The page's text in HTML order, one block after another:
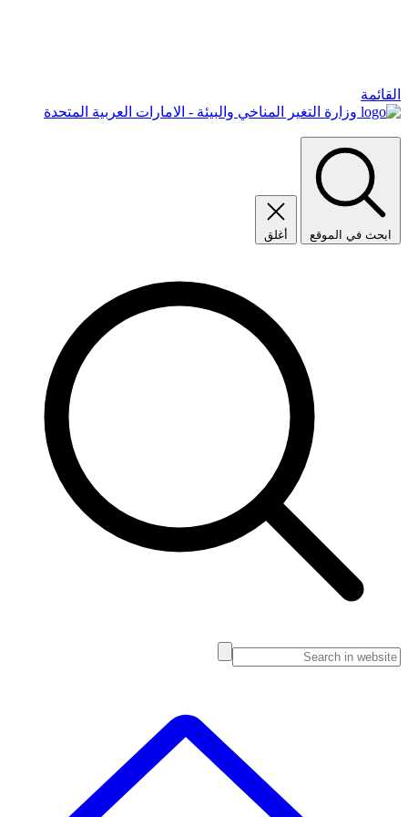
القائمة
وزارة التغير المناخي والبيئة - الامارات العربية المتحدة
ابحث في الموقع أغلق